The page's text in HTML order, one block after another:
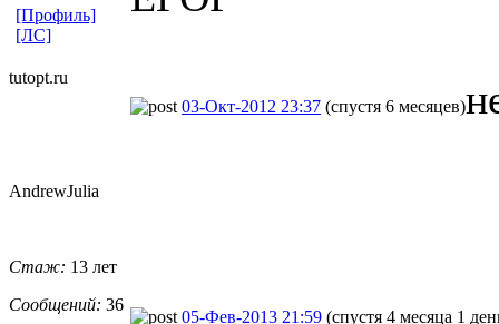
[Профиль]
[ЛС]
tutopt.ru
03-Окт-2012 23:37 (спустя 6 месяцев)
AndrewJulia
Стаж: 13 лет
Сообщений: 36
05-Фев-2013 21:59 (спустя 4 месяца 1